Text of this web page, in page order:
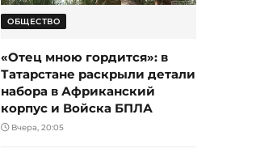
ОБЩЕСТВО
«Отец мною гордится»: в
Татарстане раскрыли детали
набора в Африканский
корпус и Войска БПЛА
Вчера, 20:05